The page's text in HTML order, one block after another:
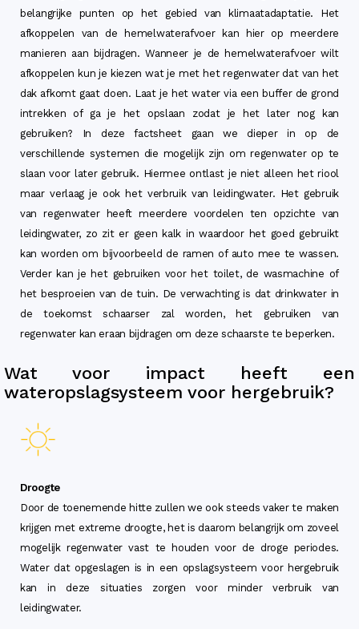
belangrijke punten op het gebied van klimaatadaptatie. Het
afkoppelen van de hemelwaterafvoer kan hier op meerdere
manieren aan bijdragen. Wanneer je de hemelwaterafvoer wilt
afkoppelen kun je kiezen wat je met het regenwater dat van het
dak afkomt gaat doen. Laat je het water via een buffer de grond
intrekken of ga je het opslaan zodat je het later nog kan
gebruiken? In deze factsheet gaan we dieper in op de
verschillende systemen die mogelijk zijn om regenwater op te
slaan voor later gebruik. Hiermee ontlast je niet alleen het riool
maar verlaag je ook het verbruik van leidingwater. Het gebruik
van regenwater heeft meerdere voordelen ten opzichte van
leidingwater, zo zit er geen kalk in waardoor het goed gebruikt
kan worden om bijvoorbeeld de ramen of auto mee te wassen.
Verder kan je het gebruiken voor het toilet, de wasmachine of
het besproeien van de tuin. De verwachting is dat drinkwater in
de toekomst schaarser zal worden, het gebruiken van
regenwater kan eraan bijdragen om deze schaarste te beperken.
Wat voor impact heeft een
wateropslagsysteem voor hergebruik?
Droogte
Door de toenemende hitte zullen we ook steeds vaker te maken
krijgen met extreme droogte, het is daarom belangrijk om zoveel
mogelijk regenwater vast te houden voor de droge periodes.
Water dat opgeslagen is in een opslagsysteem voor hergebruik
kan in deze situaties zorgen voor minder verbruik van
leidingwater.